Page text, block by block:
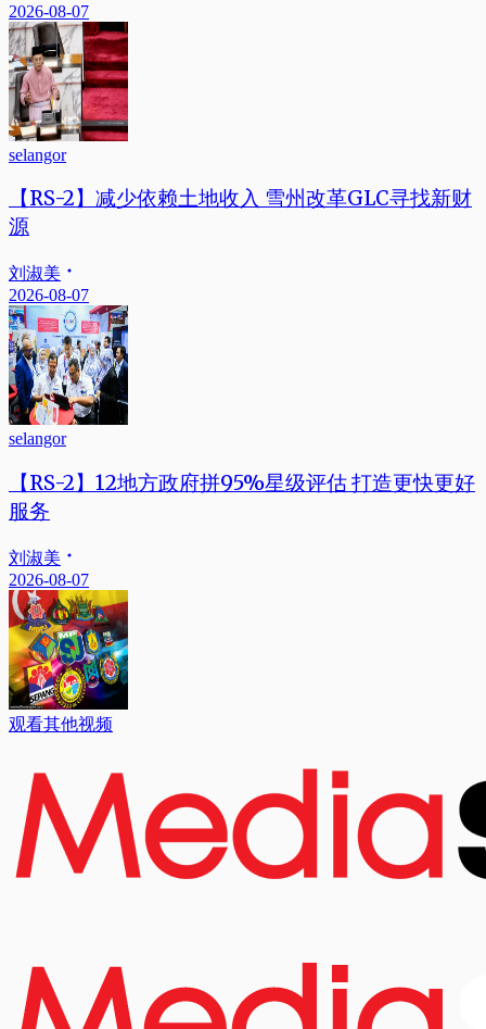
2026-08-07
selangor
【RS-2】减少依赖土地收入 雪州改革GLC寻找新财
源
刘淑美
2026-08-07
selangor
【RS-2】12地方政府拼95%星级评估 打造更快更好
服务
刘淑美
2026-08-07
观看其他视频